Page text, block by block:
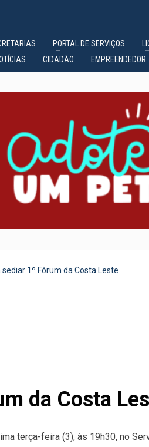
PORTAL DE SERVIÇOS
CIDADÃO EMPREENDEDOR
1º Fórum da Costa Leste
da Costa
terça-feira (3), às 19h30, no